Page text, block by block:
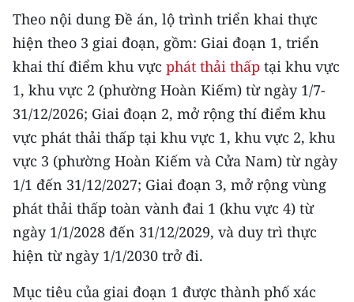
CHƯƠNG TRÌNH OCOP - MỖI XÃ
MỘT SẢN PHẨM
MEDIA CENTER
E-Magazine
Video
Media Chính trị
Media Kinh tế
Media Văn hóa
Theo nội dung Đề án, lộ trình triển khai thực
hiện theo 3 giai đoạn, gồm: Giai đoạn 1, triển
khai thí điểm khu vực phát thải thấp tại khu vực
1, khu vực 2 (phường Hoàn Kiếm) từ ngày 1/7-
31/12/2026; Giai đoạn 2, mở rộng thí điểm khu
vực phát thải thấp tại khu vực 1, khu vực 2, khu
vực 3 (phường Hoàn Kiếm và Cửa Nam) từ ngày
1/1 đến 31/12/2027; Giai đoạn 3, mở rộng vùng
phát thải thấp toàn vành đai 1 (khu vực 4) từ
ngày 1/1/2028 đến 31/12/2029, và duy trì thực
hiện từ ngày 1/1/2030 trở đi.
Mục tiêu của giai đoạn 1 được thành phố xác